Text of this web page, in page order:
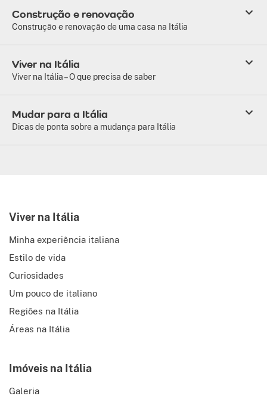
Construção e renovação
Construção e renovação de uma casa na Itália
Viver na Itália
Viver na Itália – O que precisa de saber
Mudar para a Itália
Dicas de ponta sobre a mudança para Itália
Viver na Itália
Minha experiência italiana
Estilo de vida
Curiosidades
Um pouco de italiano
Regiões na Itália
Áreas na Itália
Imóveis na Itália
Galeria